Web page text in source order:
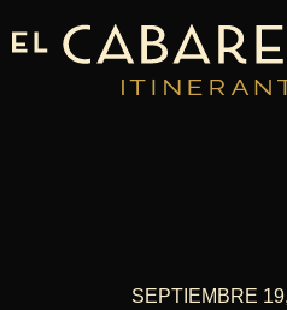
SEPTIEMBRE